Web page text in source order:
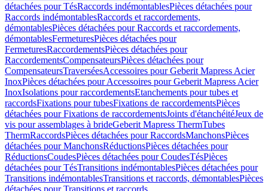
détachées pour TésRaccords indémontablesPièces détachées pour
Raccords indémontablesRaccords et raccordements,
démontablesPièces détachées pour Raccords et raccordements,
démontablesFermeturesPièces détachées pour
FermeturesRaccordementsPièces détachées pour
RaccordementsCompensateursPièces détachées pour
CompensateursTraverséesAccessoires pour Geberit Mapress Acier
InoxPièces détachées pour Accessoires pour Geberit Mapress Acier
InoxIsolations pour raccordementsEtanchements pour tubes et
raccordsFixations pour tubesFixations de raccordementsPièces
détachées pour Fixations de raccordementsJoints d'étanchéitéJeux de
vis pour assemblages à brideGeberit Mapress ThermTubes
ThermRaccordsPièces détachées pour RaccordsManchonsPièces
détachées pour ManchonsRéductionsPièces détachées pour
RéductionsCoudesPièces détachées pour CoudesTésPièces
détachées pour TésTransitions indémontablesPièces détachées pour
Transitions indémontablesTransitions et raccords, démontablesPièces
détachées pour Transitions et raccords,